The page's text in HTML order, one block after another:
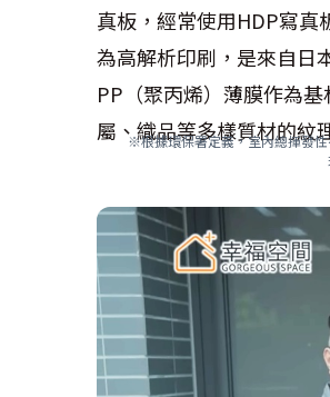
真板，經常使用HDP寫
為高解析印刷，是來自日
PP（聚丙烯）薄膜作為
屬、織品等多樣質材的紋
※根據環保署定義，室內總揮發